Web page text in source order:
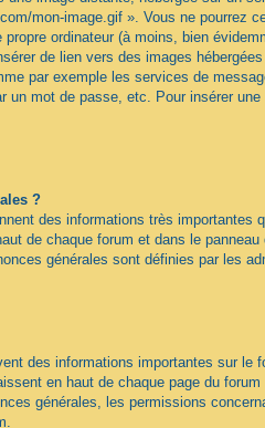
mon-image.gif ». Vous ne pourrez
ordinateur (à moins, bien
de lien vers des images
par exemple les services de
un mot de passe, etc. Pour insérer
?
des informations très importantes
de chaque forum et dans le panneau
générales sont définies par les
des informations importantes sur le
en haut de chaque page du
générales, les permissions